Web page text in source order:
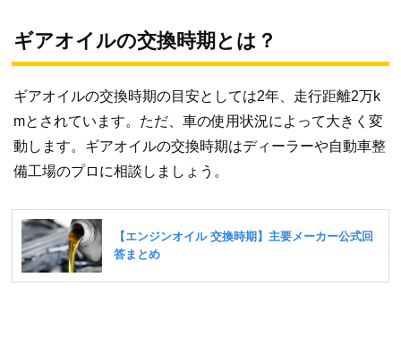
ギアオイルの交換時期とは？
ギアオイルの交換時期の目安としては2年、走行距離2万k
mとされています。ただ、車の使用状況によって大きく変
動します。ギアオイルの交換時期はディーラーや自動車整
備工場のプロに相談しましょう。